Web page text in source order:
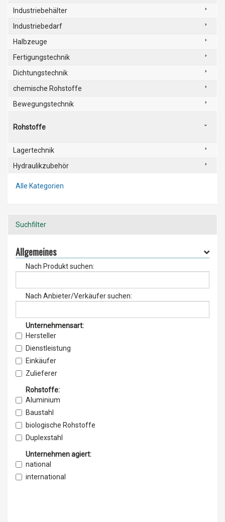
Industriebehälter
Industriebedarf
Halbzeuge
Fertigungstechnik
Dichtungstechnik
chemische Rohstoffe
Bewegungstechnik
Rohstoffe
Lagertechnik
Hydraulikzubehör
Alle Kategorien
Suchfilter
Allgemeines
Nach Produkt suchen:
Nach Anbieter/Verkäufer suchen:
Unternehmensart:
Hersteller
Dienstleistung
Einkäufer
Zulieferer
Lieferant
Vertrieb
Service & Wartung
Importeur
Exporteur
Einzelhandel
Grosshandel
Rohstoffe:
Aluminium
Baustahl
biologische Rohstoffe
Duplexstahl
Edelbaustahl
Edelmetalle
Edelstahl
Unternehmen agiert:
national
international